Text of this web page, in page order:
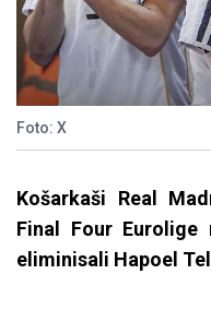
Foto: X
Košarkaši Real
Final Four
eliminisali Hapoel